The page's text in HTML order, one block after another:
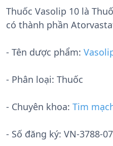
Thuốc Vasolip 10 là
có thành phần
- Tên dược phẩm:
- Phân loại: Thuốc
- Chuyên khoa: Tim
- Số đăng ký: VN-3788-07